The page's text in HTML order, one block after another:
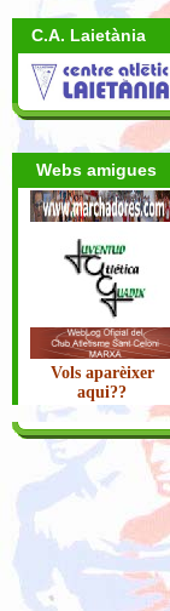
C.A. Laietània
Webs amigues
Vols aparèixer
aqui??